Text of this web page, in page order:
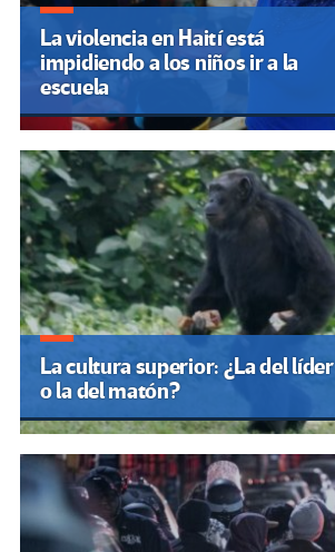
La violencia en Haití está
impidiendo a los niños ir a la
escuela
La cultura superior: ¿La del líder
o la del matón?